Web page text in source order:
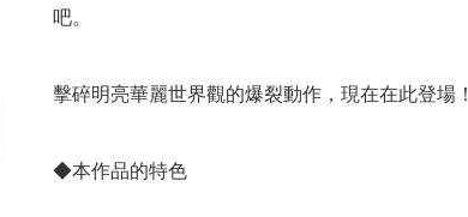
吧。
擊碎明亮華麗世界觀的爆裂動作，現在在此登場！
◆本作品的特色